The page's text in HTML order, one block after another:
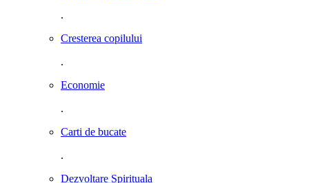
.
Cresterea copilului
.
Economie
.
Carti de bucate
.
Dezvoltare Spirituala